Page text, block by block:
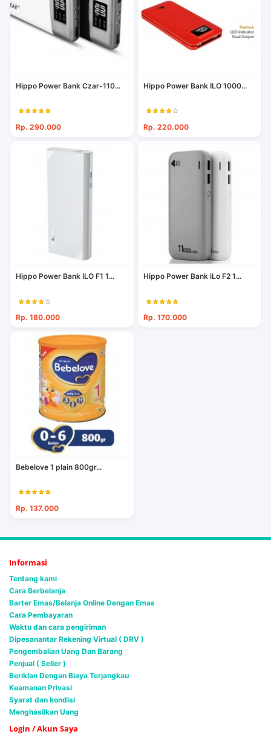
Hippo Power Bank Czar-110...
Rp. 290.000
Hippo Power Bank ILO 1000...
Rp. 220.000
Hippo Power Bank ILO F1 1...
Rp. 180.000
Hippo Power Bank iLo F2 1...
Rp. 170.000
Bebelove 1 plain 800gr...
Rp. 137.000
Informasi
Tentang kami
Cara Berbelanja
Barter Emas/Belanja Online Dengan Emas
Cara Pembayaran
Waktu dan cara pengiriman
Dipesanantar Rekening Virtual ( DRV )
Pengembalian Uang Dan Barang
Penjual ( Seller )
Beriklan Dengan Biaya Terjangkau
Keamanan Privasi
Syarat dan kondisi
Menghasilkan Uang
Login / Akun Saya